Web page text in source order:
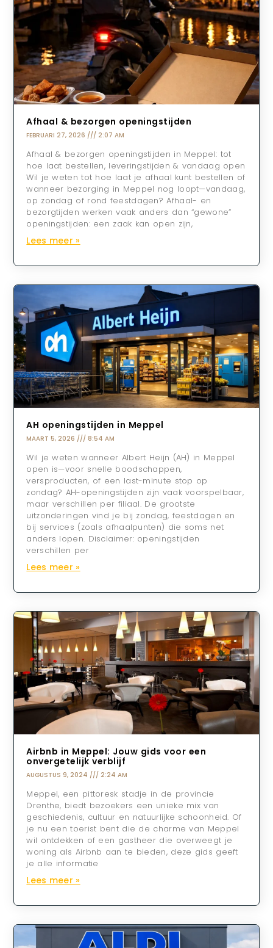
Afhaal & bezorgen openingstijden
FEBRUARI 27, 2026 2:07 AM
Afhaal & bezorgen openingstijden in Meppel: tot
hoe laat bestellen, leveringstijden & vandaag open
Wil je weten tot hoe laat je afhaal kunt bestellen of
wanneer bezorging in Meppel nog loopt—vandaag,
op zondag of rond feestdagen? Afhaal- en
bezorgtijden werken vaak anders dan “gewone”
openingstijden: een zaak kan open zijn,
Lees meer »
AH openingstijden in Meppel
MAART 5, 2026 8:54 AM
Wil je weten wanneer Albert Heijn (AH) in Meppel
open is—voor snelle boodschappen,
versproducten, of een last-minute stop op
zondag? AH-openingstijden zijn vaak voorspelbaar,
maar verschillen per filiaal. De grootste
uitzonderingen vind je bij zondag, feestdagen en
bij services (zoals afhaalpunten) die soms net
anders lopen. Disclaimer: openingstijden
verschillen per
Lees meer »
Airbnb in Meppel: Jouw gids voor een
onvergetelijk verblijf
AUGUSTUS 9, 2024 2:24 AM
Meppel, een pittoresk stadje in de provincie
Drenthe, biedt bezoekers een unieke mix van
geschiedenis, cultuur en natuurlijke schoonheid. Of
je nu een toerist bent die de charme van Meppel
wil ontdekken of een gastheer die overweegt je
woning als Airbnb aan te bieden, deze gids geeft
je alle informatie
Lees meer »